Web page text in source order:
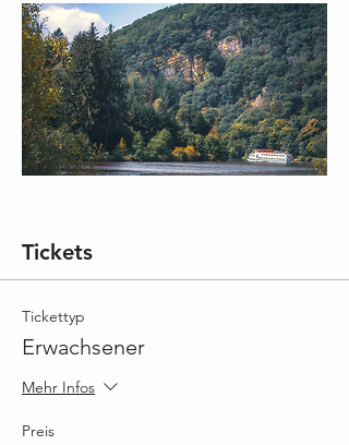
Tickets
Tickettyp
Erwachsener
Mehr Infos
Preis